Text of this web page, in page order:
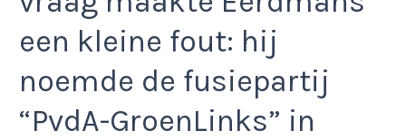
een kleine fout: hij
noemde de fusiepartij
“PvdA-GroenLinks” in